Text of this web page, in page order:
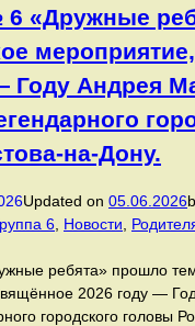
«Дружные
Году Андрея
Updated on 05.06.2026
6 Новости
ребята» прошло
2026 году —
городского головы